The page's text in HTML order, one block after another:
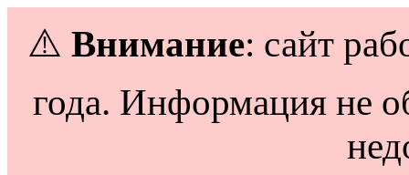
⚠️ Внимание: сайт
года. Информация не